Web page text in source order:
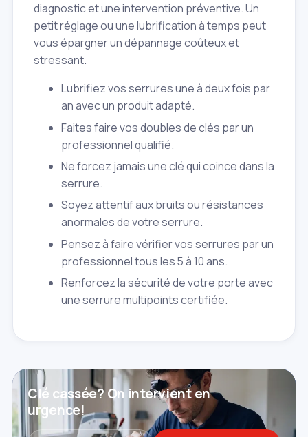
diagnostic et une intervention préventive. Un
petit réglage ou une lubrification à temps peut
vous épargner un dépannage coûteux et
stressant.
Lubrifiez vos serrures une à deux fois par
an avec un produit adapté.
Faites faire vos doubles de clés par un
professionnel qualifié.
Ne forcez jamais une clé qui coince dans la
serrure.
Soyez attentif aux bruits ou résistances
anormales de votre serrure.
Pensez à faire vérifier vos serrures par un
professionnel tous les 5 à 10 ans.
Renforcez la sécurité de votre porte avec
une serrure multipoints certifiée.
Clé cassée? On intervient en
urgence!